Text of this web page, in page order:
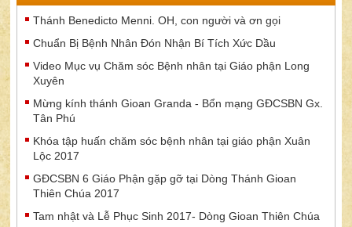
Thánh Benedicto Menni. OH, con người và ơn gọi
Chuẩn Bị Bệnh Nhân Đón Nhận Bí Tích Xức Dầu
Video Mục vụ Chăm sóc Bệnh nhân tại Giáo phận Long
Xuyên
Mừng kính thánh Gioan Granda - Bổn mạng GĐCSBN Gx.
Tân Phú
Khóa tập huấn chăm sóc bệnh nhân tại giáo phận Xuân
Lộc 2017
GĐCSBN 6 Giáo Phận gặp gỡ tại Dòng Thánh Gioan
Thiên Chúa 2017
Tam nhật và Lễ Phục Sinh 2017- Dòng Gioan Thiên Chúa